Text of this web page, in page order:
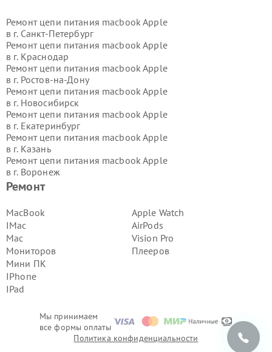
Мы принимаем
все формы оплаты
Ремонт
MacBook
IMac
Mac
Мониторов
Мини ПК
IPhone
IPad
Apple Watch
AirPods
Vision Pro
Плееров
Ремонт цепи питания macbook Apple
в г. Санкт-Петербург
Ремонт цепи питания macbook Apple
в г. Краснодар
Ремонт цепи питания macbook Apple
в г. Ростов-на-Дону
Ремонт цепи питания macbook Apple
в г. Новосибирск
Ремонт цепи питания macbook Apple
в г. Екатеринбург
Ремонт цепи питания macbook Apple
в г. Казань
Ремонт цепи питания macbook Apple
в г. Воронеж
Ремонт цепи питания macbook Apple
Ремонт цепи питания macbook Apple
в г.Самара
Ремонт цепи питания macbook Apple
в г.Пермь
Ремонт цепи питания macbook Apple
в г.Красноярск
Ремонт цепи питания macbook Apple
в г.Ижевск
Челябинск
Ремонт цепи питания macbook Apple
Тюмень
Ремонт цепи питания macbook Apple
Политика конфиденциальности